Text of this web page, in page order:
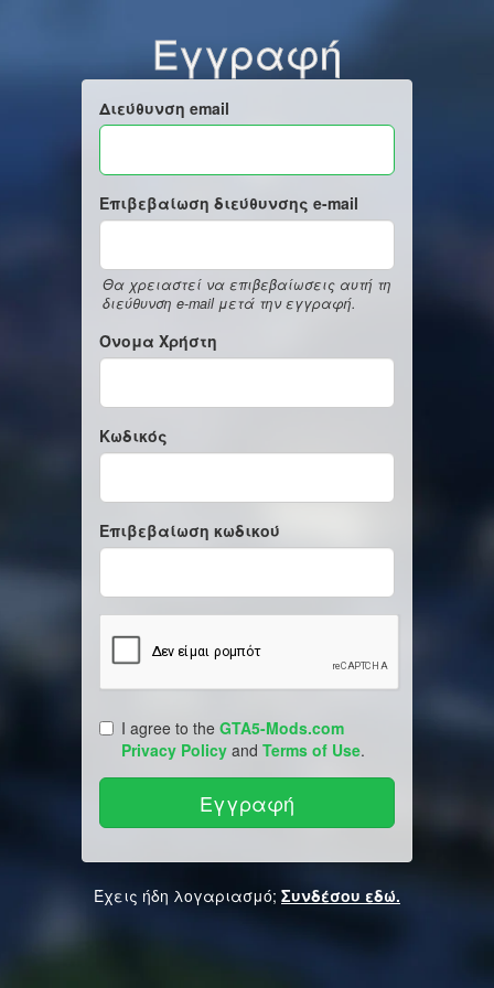
Εγγραφή
Διεύθυνση email
Επιβεβαίωση διεύθυνσης e-mail
Θα χρειαστεί να επιβεβαίωσεις αυτή τη
διεύθυνση e-mail μετά την εγγραφή.
Όνομα Χρήστη
Κωδικός
Επιβεβαίωση κωδικού
I agree to the GTA5-Mods.com
Privacy Policy and Terms of Use.
Έχεις ήδη λογαριασμό; Συνδέσου εδώ.